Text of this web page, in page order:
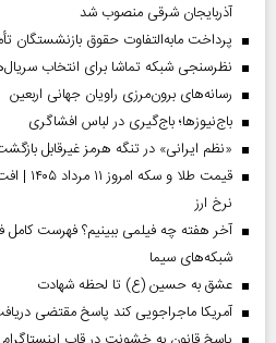
آذربایجان شرقی منصوب شد
پرداخت مابه‌التفاوت حقوق بازنشستگان
نظرسنجی شبکه تماشا برای انتخاب
رسانه‌های برون‌مرزی راویان جهانی اربعین
باج‌نیوزها؛ باج‌گیری در لباس افشاگری
«نظم ایرانی» در تنگه هرمز غیرقابل
قیمت
نرخ ارز
آخر هفته چه فیلمی ببینیم؟ فهرست
شبکه‌های سیما
عشق به حسین (ع) تا لحظه شهادت
آمریکا ماجراجویی کند پاسخ مقتضی